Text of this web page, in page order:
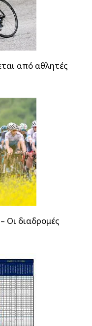
από αθλητές
Οι διαδρομές